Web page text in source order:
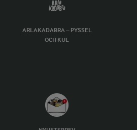
ARLAKADABRA – PYSSEL
OCH KUL